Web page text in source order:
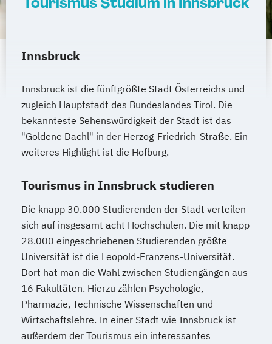
Innsbruck
Innsbruck ist die fünftgrößte Stadt Österreichs und
zugleich Hauptstadt des Bundeslandes Tirol. Die
bekannteste Sehenswürdigkeit der Stadt ist das
"Goldene Dachl" in der Herzog-Friedrich-Straße. Ein
weiteres Highlight ist die Hofburg.
Tourismus in Innsbruck studieren
Die knapp 30.000 Studierenden der Stadt verteilen
sich auf insgesamt acht Hochschulen. Die mit knapp
28.000 eingeschriebenen Studierenden größte
Universität ist die Leopold-Franzens-Universität.
Dort hat man die Wahl zwischen Studiengängen aus
16 Fakultäten. Hierzu zählen Psychologie,
Pharmazie, Technische Wissenschaften und
Wirtschaftslehre. In einer Stadt wie Innsbruck ist
außerdem der Tourismus ein interessantes